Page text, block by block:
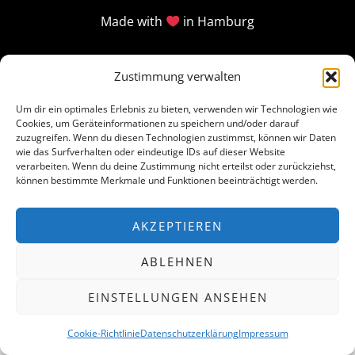
Zustimmung verwalten
Um dir ein optimales Erlebnis zu bieten, verwenden wir Technologien wie
Cookies, um Geräteinformationen zu speichern und/oder darauf
zuzugreifen. Wenn du diesen Technologien zustimmst, können wir Daten
wie das Surfverhalten oder eindeutige IDs auf dieser Website
verarbeiten. Wenn du deine Zustimmung nicht erteilst oder zurückziehst,
können bestimmte Merkmale und Funktionen beeinträchtigt werden.
AKZEPTIEREN
ABLEHNEN
EINSTELLUNGEN ANSEHEN
Cookie-RichtlinieDatenschutzerklärungImpressum
Made with in Hamburg